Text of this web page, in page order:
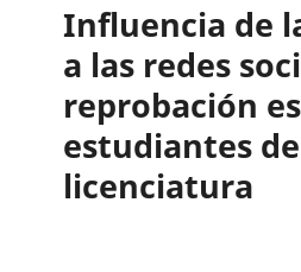
Influencia de
a las redes
reprobación
estudiantes
licenciatura